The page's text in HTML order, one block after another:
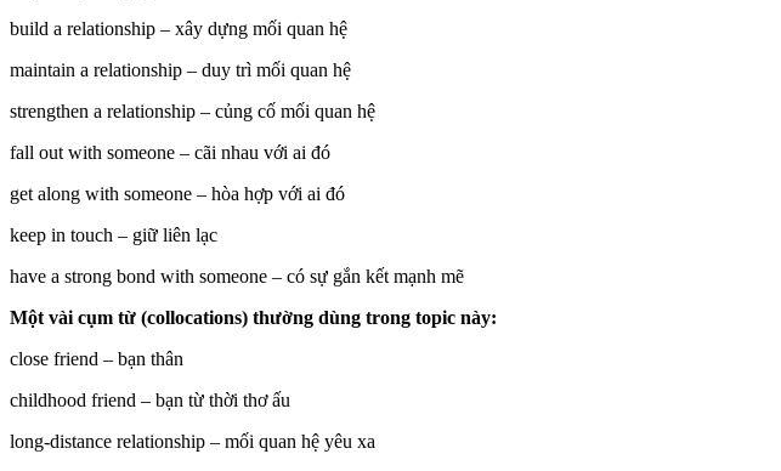
build a relationship – xây dựng mối quan hệ
maintain a relationship – duy trì mối quan hệ
strengthen a relationship – củng cố mối quan hệ
fall out with someone – cãi nhau với ai đó
get along with someone – hòa hợp với ai đó
keep in touch – giữ liên lạc
have a strong bond with someone – có sự gắn kết mạnh mẽ
Một vài cụm từ (collocations) thường dùng trong topic này:
close friend – bạn thân
childhood friend – bạn từ thời thơ ấu
long-distance relationship – mối quan hệ yêu xa